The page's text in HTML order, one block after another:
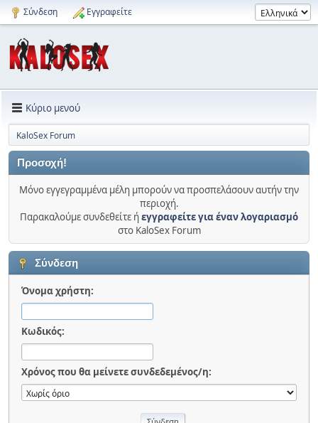
Σύνδεση Εγγραφείτε
Κύριο μενού
KaloSex Forum
Προσοχή!
Μόνο εγγεγραμμένα μέλη μπορούν να προσπελάσουν αυτήν την
περιοχή.
Παρακαλούμε συνδεθείτε ήεγγραφείτε για έναν λογαριασμό
στο KaloSex Forum
Σύνδεση
Όνομα χρήστη:
Κωδικός:
Χρόνος που θα μείνετε συνδεδεμένος/η: